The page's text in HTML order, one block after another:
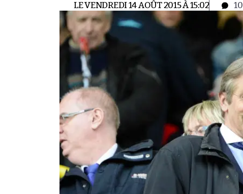
LE VENDREDI 14 AOÛT 2015 À 15:02 10